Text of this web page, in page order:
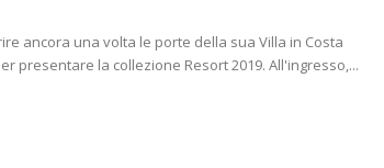
ancora una volta le porte della sua Villa in Costa
presentare la collezione Resort 2019. All'ingresso,...